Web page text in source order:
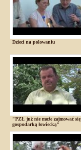
Dzieci na polowaniu
"PZŁ już nie może zajmować się
gospodarką łowiecką"